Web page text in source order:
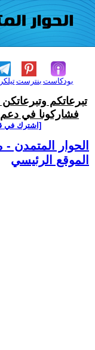
بنترست بودكاست
تبرعاتكم
فشاركونا في دعم
[اشترك في
الحوار المتمدن -
الموقع الرئيسي